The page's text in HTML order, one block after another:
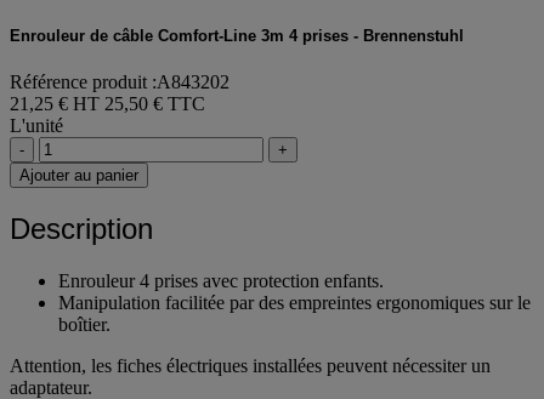
Enrouleur de câble Comfort-Line 3m 4 prises - Brennenstuhl
Référence produit :A843202
21,25 € HT 25,50 € TTC
L'unité
-
+
Ajouter au panier
Description
Enrouleur 4 prises avec protection enfants.
Manipulation facilitée par des empreintes ergonomiques sur le
boîtier.
Attention, les fiches électriques installées peuvent nécessiter un
adaptateur.